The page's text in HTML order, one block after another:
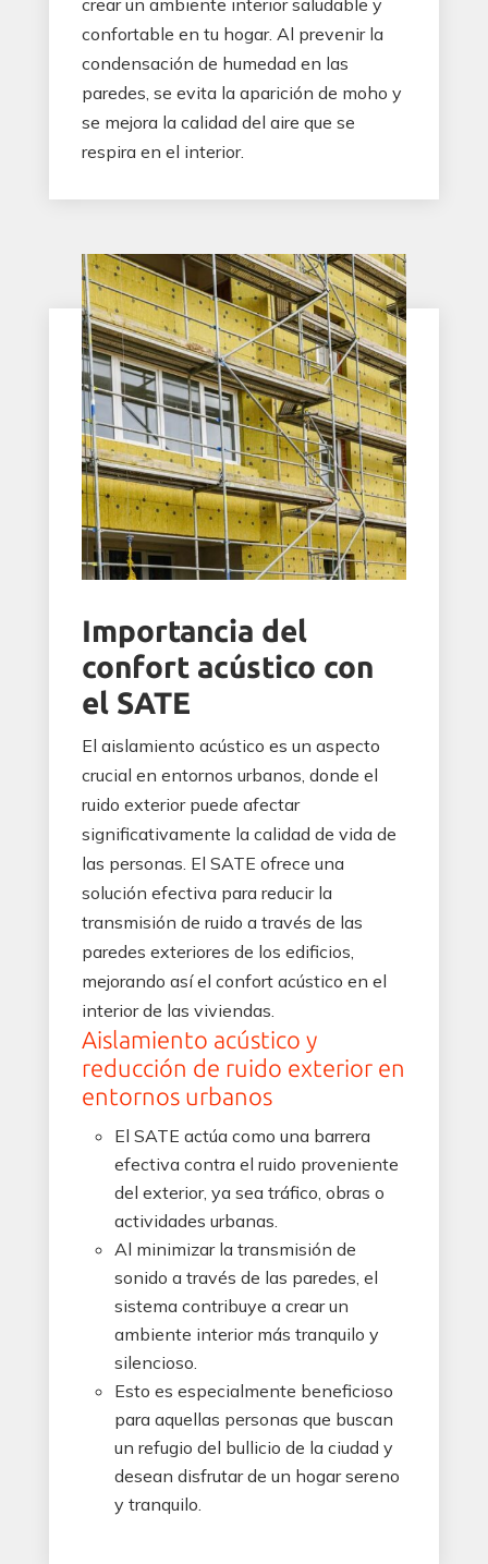
crear un ambiente interior saludable y
confortable en tu hogar. Al prevenir la
condensación de humedad en las
paredes, se evita la aparición de moho y
se mejora la calidad del aire que se
respira en el interior.
Importancia del
confort acústico con
el SATE
El aislamiento acústico es un aspecto
crucial en entornos urbanos, donde el
ruido exterior puede afectar
significativamente la calidad de vida de
las personas. El SATE ofrece una
solución efectiva para reducir la
transmisión de ruido a través de las
paredes exteriores de los edificios,
mejorando así el confort acústico en el
interior de las viviendas.
Aislamiento acústico y
reducción de ruido exterior en
entornos urbanos
El SATE actúa como una barrera
efectiva contra el ruido proveniente
del exterior, ya sea tráfico, obras o
actividades urbanas.
Al minimizar la transmisión de
sonido a través de las paredes, el
sistema contribuye a crear un
ambiente interior más tranquilo y
silencioso.
Esto es especialmente beneficioso
para aquellas personas que buscan
un refugio del bullicio de la ciudad y
desean disfrutar de un hogar sereno
y tranquilo.